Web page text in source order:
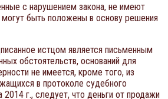
с нарушением закона, не имеют
быть положены в основу решения
истцом является письменным
обстоятельств, оснований для
не имеется, кроме того, из
в протоколе судебного
2014 г., следует, что деньги от продажи